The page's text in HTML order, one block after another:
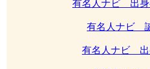
有名人ナビ 出身
有名人ナビ
有名人ナビ 出